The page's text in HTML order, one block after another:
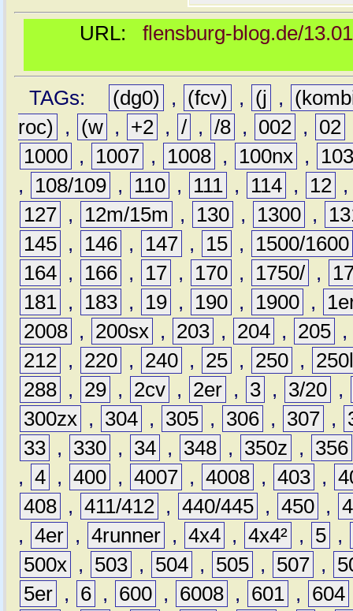
URL: flensburg-blog.de/
TAGs: (dg0) , (fcv) , (j ,
roc)
, (w , +2 , / , /8 , 002 , 02
1000 , 1007 , 1008 , 100nx ,
,
108/109 , 110 , 111 , 114 , 12
127 , 12m/15m , 130 , 1300 ,
145 , 146 , 147 , 15 ,
1500/1600
164 , 166 , 17 , 170 , 1750/ ,
181 , 183 , 19 , 190 , 1900 ,
2008 , 200sx , 203 , 204 , 205 ,
212 , 220 , 240 , 25 , 250 ,
288 , 29 , 2cv , 2er , 3 , 3/20 ,
300zx , 304 , 305 , 306 , 307 ,
33 , 330 , 34 , 348 , 350z ,
356
, 4 , 400 , 4007 , 4008 , 403 ,
408 , 411/412 , 440/445 , 450 ,
, 4er , 4runner , 4x4 , 4x4² , 5 ,
500x , 503 , 504 , 505 , 507 ,
5er , 6 , 600 , 6008 , 601 , 604